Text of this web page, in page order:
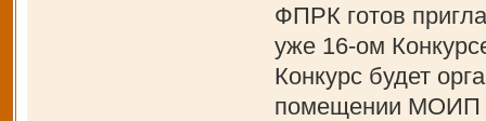
ФПРК готов
уже 16-ом
Конкурс будет
помещении МОИП